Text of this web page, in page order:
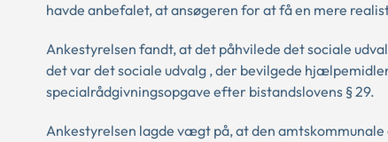
havde anbefalet, at ansøgeren for at få en mere
Ankestyrelsen fandt, at det påhvilede det sociale
det var det sociale udvalg , der bevilgede
specialrådgivningsopgave efter bistandslovens § 29.
Ankestyrelsen lagde vægt på, at den